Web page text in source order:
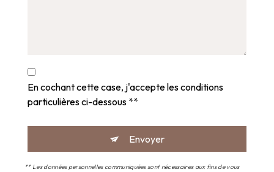
En cochant cette case, j'accepte les conditions
particulières ci-dessous **
Envoyer
** Les données personnelles communiquées sont nécessaires aux fins de vous